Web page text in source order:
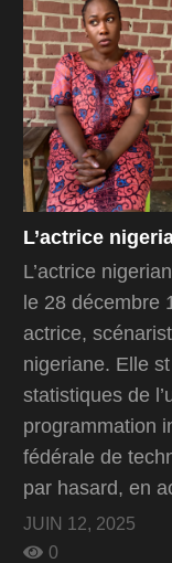
L’actrice
L’actrice
le 28 décembre
actrice,
nigeriane. Elle
statistiques de
programmation
fédérale de
par hasard, en
JUIN 12, 2025
0